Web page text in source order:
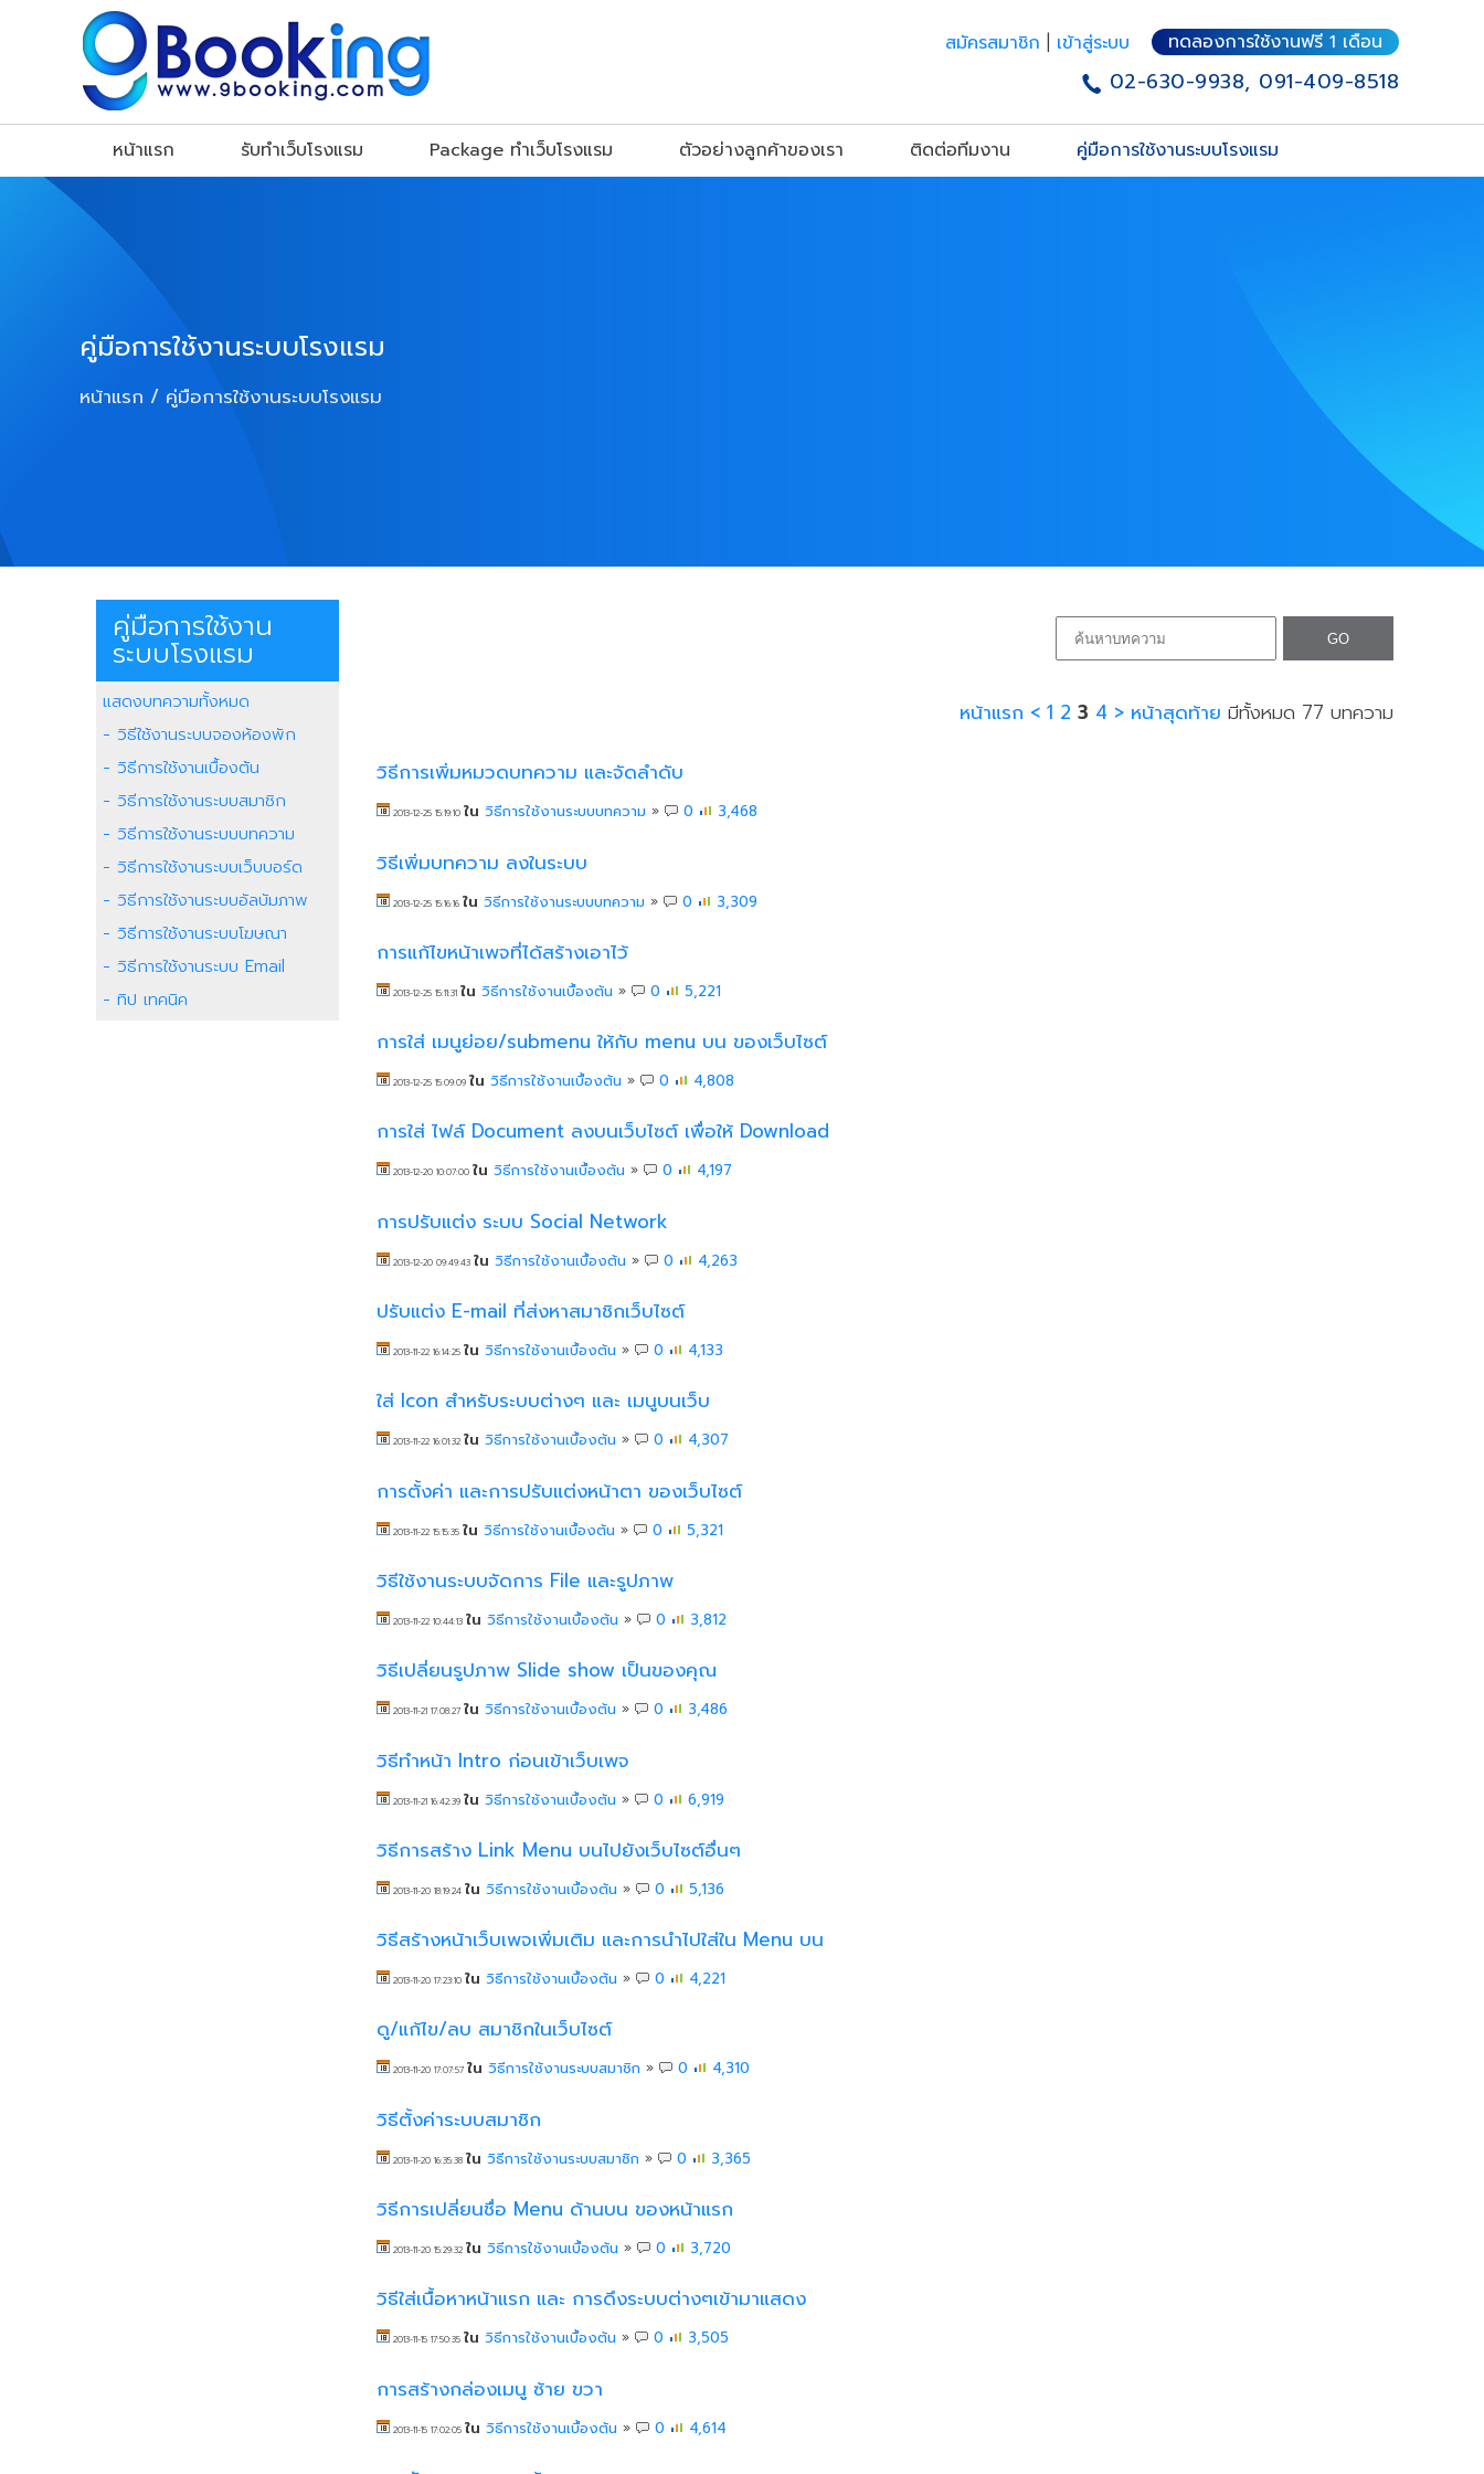
สมัครสมาชิก | เข้าสู่ระบบ ทดลองการใช้งานฟรี 1 เดือน
02-630-9938, 091-409-8518
หน้าแรก รับทำเว็บโรงแรม Package ทำเว็บโรงแรม ตัวอย่างลูกค้าของเรา ติดต่อทีมงาน คู่มือการใช้งานระบบโรงแรม
คู่มือการใช้งานระบบโรงแรม
หน้าแรก คู่มือการใช้งานระบบโรงแรม
คู่มือการใช้งาน
ระบบโรงแรม
แสดงบทความทั้งหมด
- วิธีใช้งานระบบจองห้องพัก
- วิธีการใช้งานเบื้องต้น
- วิธีการใช้งานระบบสมาชิก
- วิธีการใช้งานระบบบทความ
- วิธีการใช้งานระบบเว็บบอร์ด
- วิธีการใช้งานระบบอัลบัมภาพ
- วิธีการใช้งานระบบโฆษณา
- วิธีการใช้งานระบบ Email
- ทิป เทคนิค
หน้าแรก < 1 2 3 4 > หน้าสุดท้าย มีทั้งหมด 77 บทความ
วิธีการเพิ่มหมวดบทความ และจัดลำดับ
2013-12-25 15:19:10 ใน วิธีการใช้งานระบบบทความ » 0 3,468
วิธีเพิ่มบทความ ลงในระบบ
2013-12-25 15:16:16 ใน วิธีการใช้งานระบบบทความ » 0 3,309
การแก้ไขหน้าเพจที่ได้สร้างเอาไว้
2013-12-25 15:11:31 ใน วิธีการใช้งานเบื้องต้น » 0 5,221
การใส่ เมนูย่อย/submenu ให้กับ menu บน ของเว็บไซต์
2013-12-25 15:09:09 ใน วิธีการใช้งานเบื้องต้น » 0 4,808
การใส่ ไฟล์ Document ลงบนเว็บไซต์ เพื่อให้ Download
2013-12-20 10:07:00 ใน วิธีการใช้งานเบื้องต้น » 0 4,197
การปรับแต่ง ระบบ Social Network
2013-12-20 09:49:43 ใน วิธีการใช้งานเบื้องต้น » 0 4,263
ปรับแต่ง E-mail ที่ส่งหาสมาชิกเว็บไซต์
2013-11-22 16:14:25 ใน วิธีการใช้งานเบื้องต้น » 0 4,133
ใส่ Icon สำหรับระบบต่างๆ และ เมนูบนเว็บ
2013-11-22 16:01:32 ใน วิธีการใช้งานเบื้องต้น » 0 4,307
การตั้งค่า และการปรับแต่งหน้าตา ของเว็บไซต์
2013-11-22 15:15:35 ใน วิธีการใช้งานเบื้องต้น » 0 5,321
วิธีใช้งานระบบจัดการ File และรูปภาพ
2013-11-22 10:44:13 ใน วิธีการใช้งานเบื้องต้น » 0 3,812
วิธีเปลี่ยนรูปภาพ Slide show เป็นของคุณ
2013-11-21 17:08:27 ใน วิธีการใช้งานเบื้องต้น » 0 3,486
วิธีทำหน้า Intro ก่อนเข้าเว็บเพจ
2013-11-21 16:42:39 ใน วิธีการใช้งานเบื้องต้น » 0 6,919
วิธีการสร้าง Link Menu บนไปยังเว็บไซต์อื่นๆ
2013-11-20 18:19:24 ใน วิธีการใช้งานเบื้องต้น » 0 5,136
วิธีสร้างหน้าเว็บเพจเพิ่มเติม และการนำไปใส่ใน Menu บน
2013-11-20 17:23:10 ใน วิธีการใช้งานเบื้องต้น » 0 4,221
ดู/แก้ไข/ลบ สมาชิกในเว็บไซต์
2013-11-20 17:07:57 ใน วิธีการใช้งานระบบสมาชิก » 0 4,310
วิธีตั้งค่าระบบสมาชิก
2013-11-20 16:35:38 ใน วิธีการใช้งานระบบสมาชิก » 0 3,365
วิธีการเปลี่ยนชื่อ Menu ด้านบน ของหน้าแรก
2013-11-20 15:29:32 ใน วิธีการใช้งานเบื้องต้น » 0 3,720
วิธีใส่เนื้อหาหน้าแรก และ การดึงระบบต่างๆเข้ามาแสดง
2013-11-15 17:50:35 ใน วิธีการใช้งานเบื้องต้น » 0 3,505
การสร้างกล่องเมนู ซ้าย ขวา
2013-11-15 17:02:05 ใน วิธีการใช้งานเบื้องต้น » 0 4,614